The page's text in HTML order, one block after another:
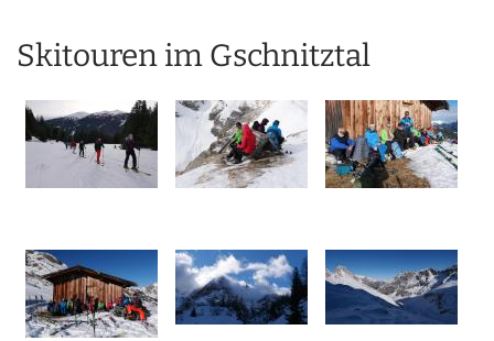
Skitouren im Gschnitztal